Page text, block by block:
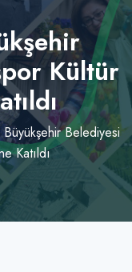
Kültür
Belediyesi
Katıldı